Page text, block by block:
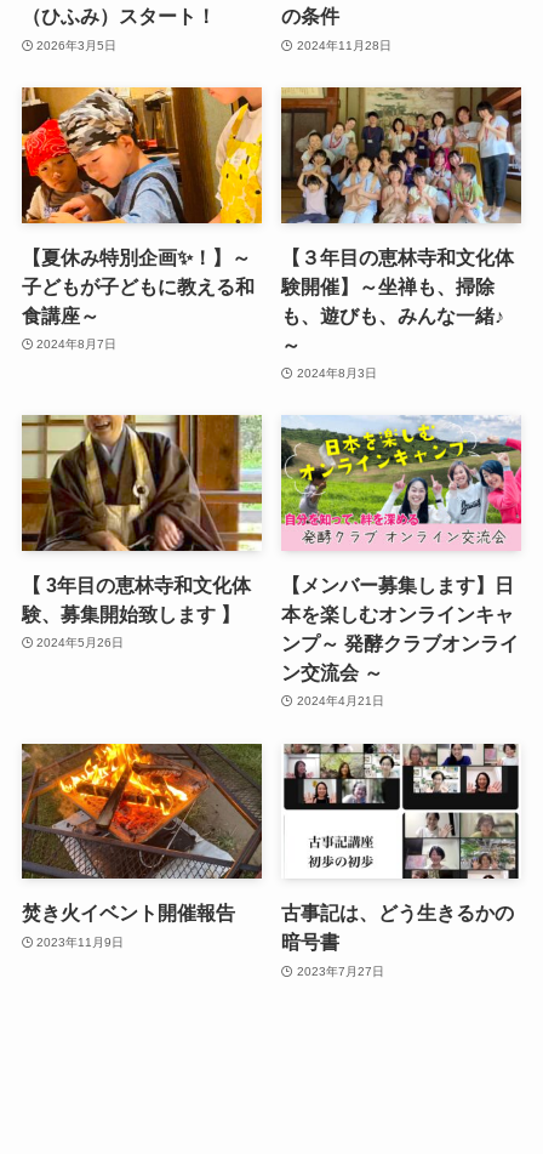
（ひふみ）スタート！
2026年3月5日
の条件
2024年11月28日
【夏休み特別企画✨！】～
子どもが子どもに教える和
食講座～
2024年8月7日
【３年目の恵林寺和文化体
験開催】～坐禅も、掃除
も、遊びも、みんな一緒♪
～
2024年8月3日
【 3年目の恵林寺和文化体
験、募集開始致します 】
2024年5月26日
【メンバー募集します】日
本を楽しむオンラインキャ
ンプ～ 発酵クラブオンライ
ン交流会 ～
2024年4月21日
焚き火イベント開催報告
2023年11月9日
古事記は、どう生きるかの
暗号書
2023年7月27日